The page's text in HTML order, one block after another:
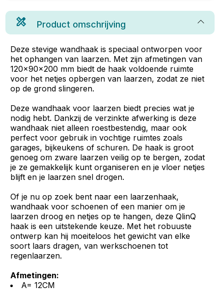
Product omschrijving
Deze stevige wandhaak is speciaal ontworpen voor
het ophangen van laarzen. Met zijn afmetingen van
120x90x200 mm biedt de haak voldoende ruimte
voor het netjes opbergen van laarzen, zodat ze niet
op de grond slingeren.
Deze wandhaak voor laarzen biedt precies wat je
nodig hebt. Dankzij de verzinkte afwerking is deze
wandhaak niet alleen roestbestendig, maar ook
perfect voor gebruik in vochtige ruimtes zoals
garages, bijkeukens of schuren. De haak is groot
genoeg om zware laarzen veilig op te bergen, zodat
je ze gemakkelijk kunt organiseren en je vloer netjes
blijft en je laarzen snel drogen.
Of je nu op zoek bent naar een laarzenhaak,
wandhaak voor schoenen of een manier om je
laarzen droog en netjes op te hangen, deze QlinQ
haak is een uitstekende keuze. Met het robuuste
ontwerp kan hij moeiteloos het gewicht van elke
soort laars dragen, van werkschoenen tot
regenlaarzen.
Afmetingen:
A= 12CM